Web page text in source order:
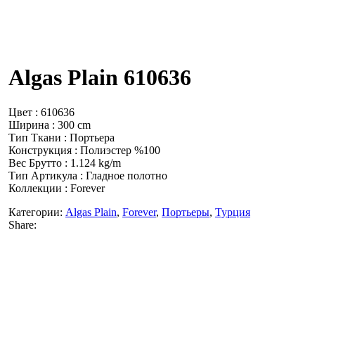
Algas Plain 610636
Цвет : 610636
Ширина : 300 cm
Тип Ткани : Портьера
Конструкция : Полиэстер %100
Вес Брутто : 1.124 kg/m
Тип Артикула : Гладное полотно
Коллекции : Forever
Категории: Algas Plain, Forever, Портьеры, Турция
Share: